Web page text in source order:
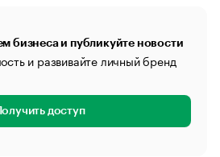
бизнеса и публикуйте новости
и развивайте личный бренд
Получить доступ